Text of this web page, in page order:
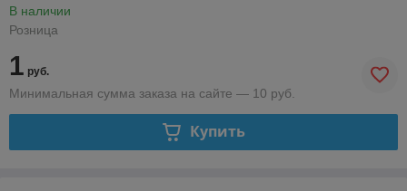
В наличии
Розница
1 руб.
Минимальная сумма заказа на сайте — 10 руб.
Купить